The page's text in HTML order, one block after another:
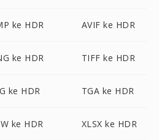
ke HDR AVIF ke HDR
ke HDR TIFF ke HDR
ke HDR TGA ke HDR
ke HDR XLSX ke HDR